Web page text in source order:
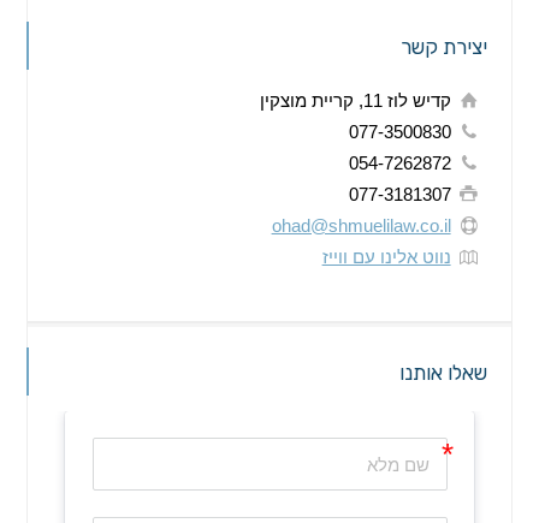
יצירת קשר
קדיש לוז 11, קריית מוצקין
077-3500830
054-7262872
077-3181307
ohad@shmuelilaw.co.il
נווט אלינו עם ווייז
שאלו אותנו